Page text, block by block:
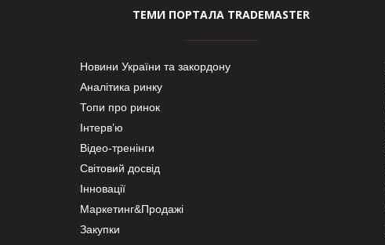
ТЕМИ ПОРТАЛА TRADEMASTER
Новини України та закордону
Аналітика ринку
Топи про ринок
Інтерв’ю
Відео-тренінги
Світовий досвід
Інновації
Маркетинг&Продажі
Закупки